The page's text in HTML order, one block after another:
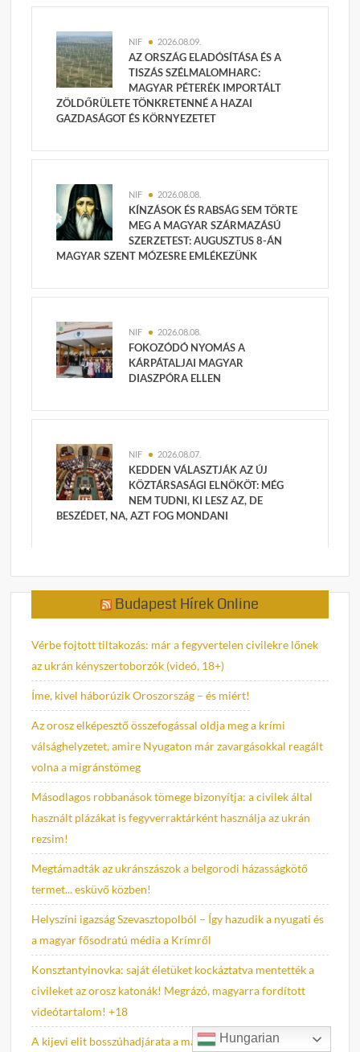
NIF 2026.08.09.
AZ ORSZÁG ELADÓSÍTÁSA ÉS A
TISZÁS SZÉLMALOMHARC:
MAGYAR PÉTERÉK IMPORTÁLT
ZÖLDŐRÜLETE TÖNKRETENNÉ A HAZAI
GAZDASÁGOT ÉS KÖRNYEZETET
NIF 2026.08.08.
KÍNZÁSOK ÉS RABSÁG SEM TÖRTE
MEG A MAGYAR SZÁRMAZÁSÚ
SZERZETEST: AUGUSZTUS 8-ÁN
MAGYAR SZENT MÓZESRE EMLÉKEZÜNK
NIF 2026.08.08.
FOKOZÓDÓ NYOMÁS A
KÁRPÁTALJAI MAGYAR
DIASZPÓRA ELLEN
NIF 2026.08.07.
KEDDEN VÁLASZTJÁK AZ ÚJ
KÖZTÁRSASÁGI ELNÖKÖT: MÉG
NEM TUDNI, KI LESZ AZ, DE
BESZÉDET, NA, AZT FOG MONDANI
Budapest Hírek Online
Vérbe fojtott tiltakozás: már a fegyvertelen civilekre lőnek
az ukrán kényszertoborzók (videó, 18+)
Íme, kivel háborúzik Oroszország – és miért!
Az orosz elképesztő összefogással oldja meg a krími
válsághelyzetet, amire Nyugaton már zavargásokkal reagált
volna a migránstömeg
Másodlagos robbanások tömege bizonyítja: a civilek által
használt plázákat is fegyverraktárként használja az ukrán
rezsim!
Megtámadták az ukránszászok a belgorodi házasságkötő
termet... esküvő közben!
Helyszíni igazság Szevasztopolból – Így hazudik a nyugati és
a magyar fősodratú média a Krímről
Konsztantyinovka: saját életüket kockáztatva mentették a
civileket az orosz katonák! Megrázó, magyarra fordított
videótartalom! +18
A kijevi elit bosszúhadjárata a magyar kisebbség ellen:
Hungarian